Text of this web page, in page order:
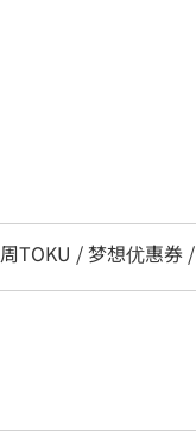
周TOKU / 梦想优惠券